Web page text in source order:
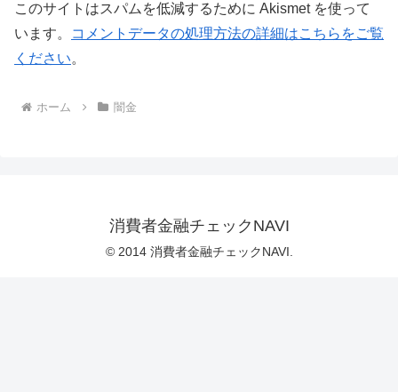
このサイトはスパムを低減するために Akismet を使って
います。
コメントデータの処理方法の詳細はこちらをご覧
ください。
ホーム 闇金
消費者金融チェックNAVI
© 2014 消費者金融チェックNAVI.